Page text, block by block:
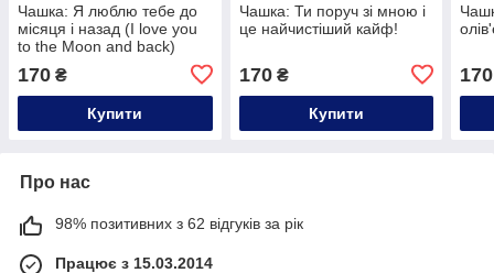
Чашка: Я люблю тебе до
місяця і назад (I love you
to the Moon and back)
170 ₴
Купити
Чашка: Ти поруч зі мною і
це найчистіший кайф!
170₴
Купити
170
Про нас
98% позитивних з 62 відгуків за рік
Працює з 15.03.2014